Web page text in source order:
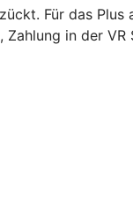
Für das
in der